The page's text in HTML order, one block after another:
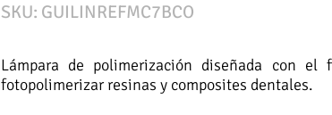
SKU: GUILINREFMC7BCO
Lámpara de polimerización diseñada con el
fotopolimerizar resinas y composites dentales.